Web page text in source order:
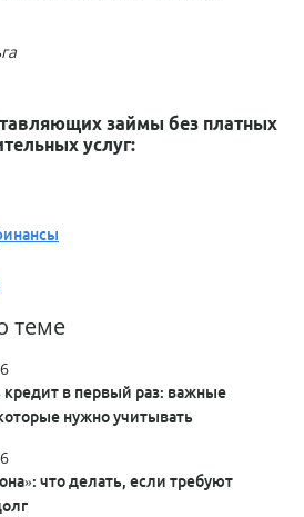
займы без платных
услуг:
теме
кредит в первый раз: важные
нужно учитывать
что делать, если требуют